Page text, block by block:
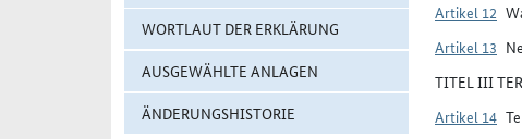
WORTLAUT DER ERKLÄRUNG
AUSGEWÄHLTE ANLAGEN
ÄNDERUNGSHISTORIE
Artikel 12
Artikel 13
TITEL III
Artikel 14